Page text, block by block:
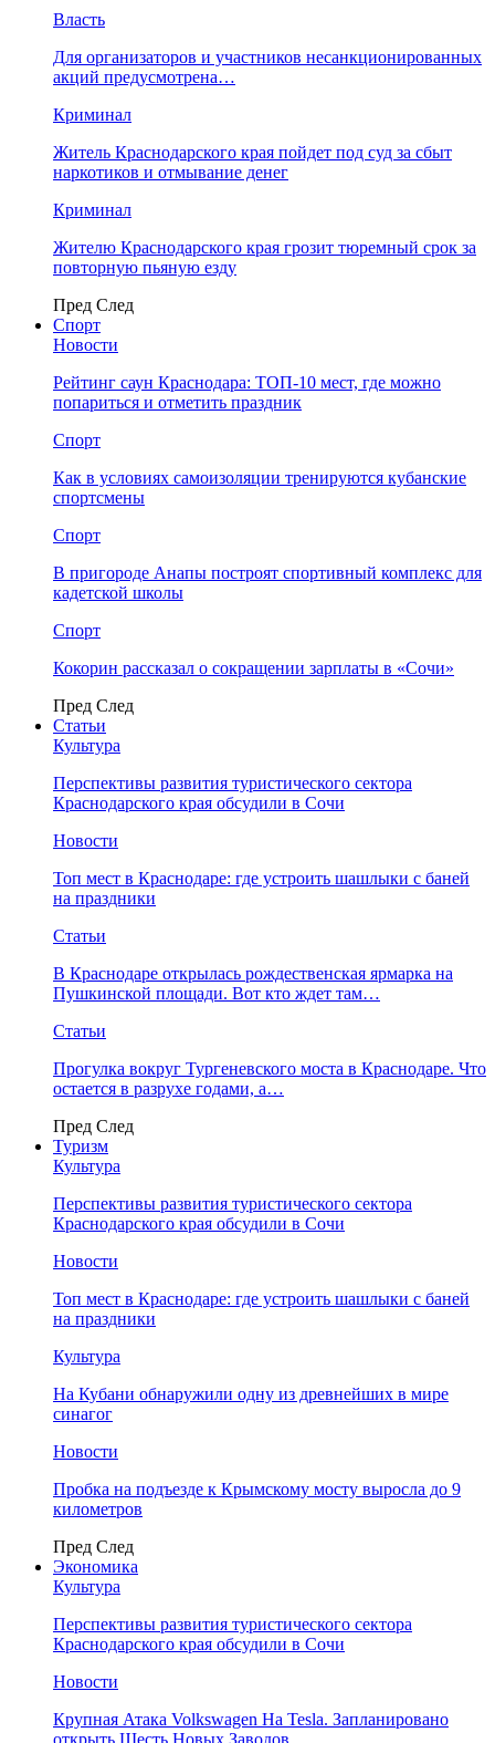
Власть
Для организаторов и участников несанкционированных
акций предусмотрена…
Криминал
Житель Краснодарского края пойдет под суд за сбыт
наркотиков и отмывание денег
Криминал
Жителю Краснодарского края грозит тюремный срок за
повторную пьяную езду
Пред След
Спорт
Новости
Рейтинг саун Краснодара: ТОП-10 мест, где можно
попариться и отметить праздник
Спорт
Как в условиях самоизоляции тренируются кубанские
спортсмены
Спорт
В пригороде Анапы построят спортивный комплекс для
кадетской школы
Спорт
Кокорин рассказал о сокращении зарплаты в «Сочи»
Пред След
Статьи
Культура
Перспективы развития туристического сектора
Краснодарского края обсудили в Сочи
Новости
Топ мест в Краснодаре: где устроить шашлыки с баней
на праздники
Статьи
В Краснодаре открылась рождественская ярмарка на
Пушкинской площади. Вот кто ждет там…
Статьи
Прогулка вокруг Тургеневского моста в Краснодаре. Что
остается в разрухе годами, а…
Пред След
Туризм
Культура
Перспективы развития туристического сектора
Краснодарского края обсудили в Сочи
Новости
Топ мест в Краснодаре: где устроить шашлыки с баней
на праздники
Культура
На Кубани обнаружили одну из древнейших в мире
синагог
Новости
Пробка на подъезде к Крымскому мосту выросла до 9
километров
Пред След
Экономика
Культура
Перспективы развития туристического сектора
Краснодарского края обсудили в Сочи
Новости
Крупная Атака Volkswagen На Tesla. Запланировано
открыть Шесть Новых Заводов